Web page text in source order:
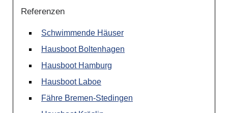
Referenzen
Schwimmende Häuser
Hausboot Boltenhagen
Hausboot Hamburg
Hausboot Laboe
Fähre Bremen-Stedingen